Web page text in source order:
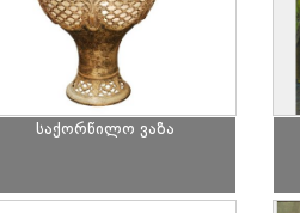
საქორწილო ვაზა